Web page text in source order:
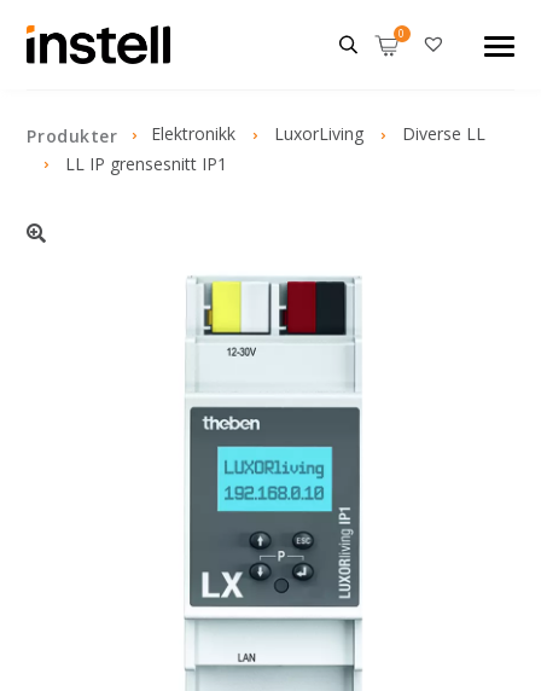
Produkter Elektronikk LuxorLiving
Diverse LL
LL IP grensesnitt IP1